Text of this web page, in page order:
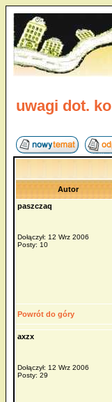
uwagi dot.
Autor
paszczaq
Dołączył: 12 Wrz 2006
Posty: 10
Powrót do góry
axzx
Dołączył: 12 Wrz 2006
Posty: 29